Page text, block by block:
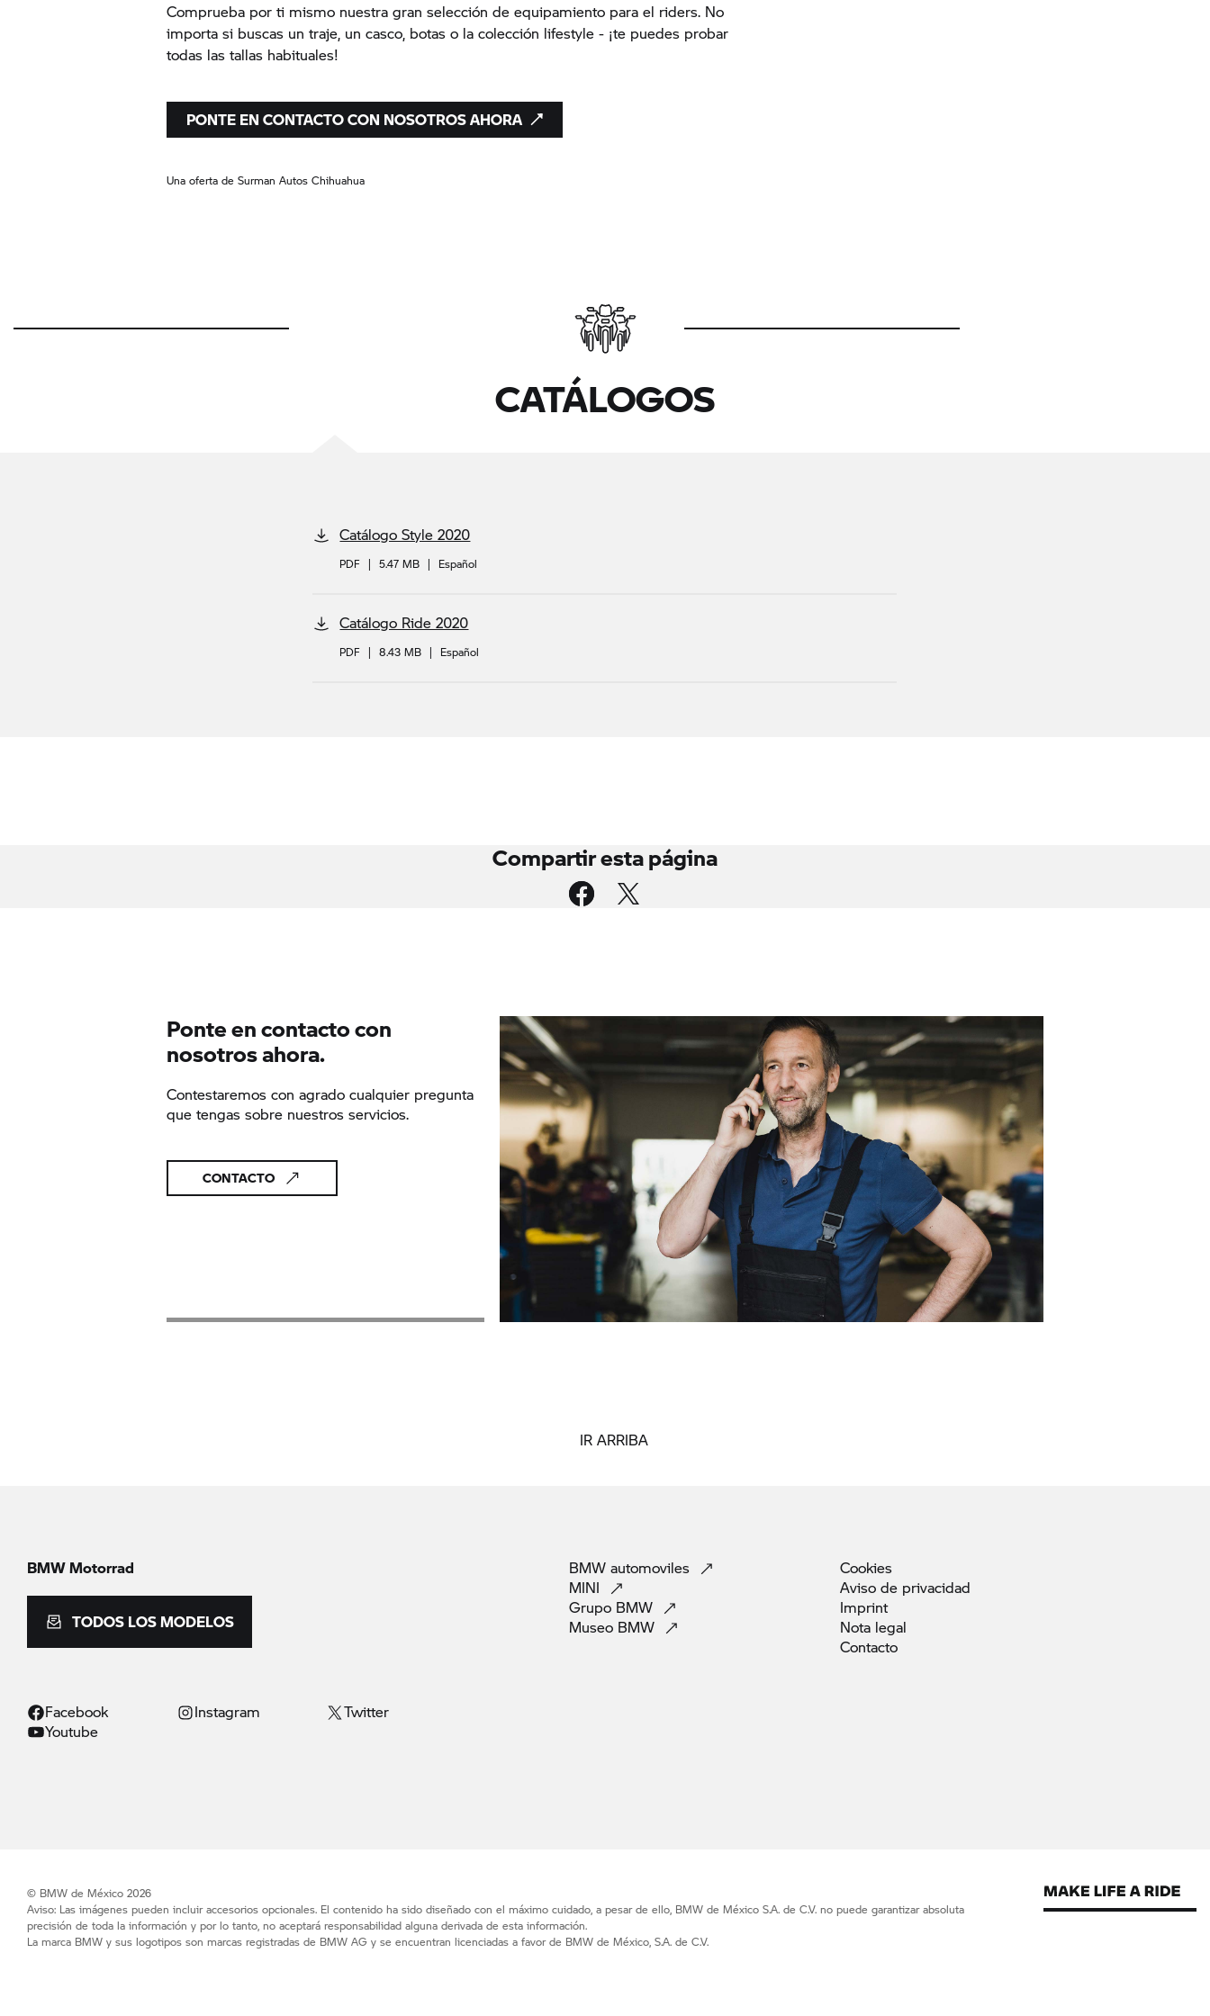
Comprueba por ti mismo nuestra gran selección de equipamiento para el riders. No
importa si buscas un traje, un casco, botas o la colección lifestyle - ¡te puedes probar
todas las tallas habituales!
PONTE EN CONTACTO CON NOSOTROS AHORA
Una oferta de Surman Autos Chihuahua
CATÁLOGOS
Catálogo Style 2020
PDF | 5.47 MB | Español
Catálogo Ride 2020
PDF | 8.43 MB | Español
Compartir esta página
Ponte en contacto con
nosotros ahora.
Contestaremos con agrado cualquier pregunta
que tengas sobre nuestros servicios.
CONTACTO
IR ARRIBA
BMW Motorrad
TODOS LOS MODELOS
Facebook Instagram
Twitter
Youtube
BMW automoviles
MINI
Grupo BMW
Museo BMW
Cookies
Aviso de privacidad
Imprint
Nota legal
Contacto
© BMW de México 2026
Aviso: Las imágenes pueden incluir accesorios opcionales. El contenido ha sido diseñado con el máximo cuidado, a pesar de ello, BMW de México S.A. de C.V. no puede garantizar absoluta
precisión de toda la información y por lo tanto, no aceptará responsabilidad alguna derivada de esta información.
La marca BMW y sus logotipos son marcas registradas de BMW AG y se encuentran licenciadas a favor de BMW de México, S.A. de C.V.